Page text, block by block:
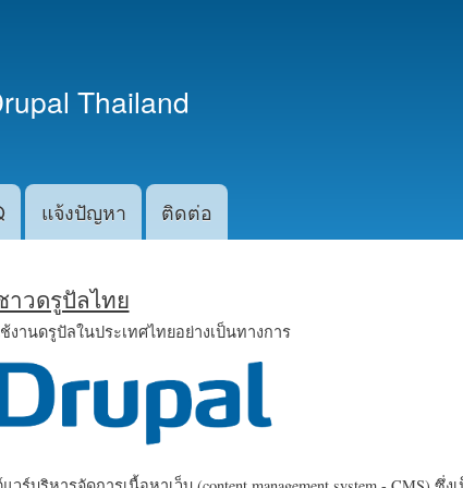
หลัก
Thailand
แจ้งปัญหา ติดต่อ
วดรูปัลไทย
านดรูปัลในประเทศไทยอย่างเป็นทางการ